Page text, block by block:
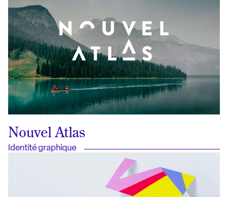
Nouvel Atlas
Identité graphique